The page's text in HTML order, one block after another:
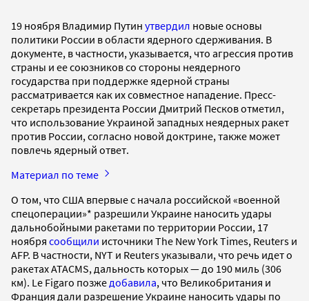
19 ноября Владимир Путин утвердил новые основы
политики России в области ядерного сдерживания. В
документе, в частности, указывается, что агрессия против
страны и ее союзников со стороны неядерного
государства при поддержке ядерной страны
рассматривается как их совместное нападение. Пресс-
секретарь президента России Дмитрий Песков отметил,
что использование Украиной западных неядерных ракет
против России, согласно новой доктрине, также может
повлечь ядерный ответ.
Материал по теме
О том, что США впервые с начала российской «военной
спецоперации»* разрешили Украине наносить удары
дальнобойными ракетами по территории России, 17
ноября сообщили источники The New York Times, Reuters и
AFP. В частности, NYT и Reuters указывали, что речь идет о
ракетах ATACMS, дальность которых — до 190 миль (306
км). Le Figaro позже добавила, что Великобритания и
Франция дали разрешение Украине наносить удары по